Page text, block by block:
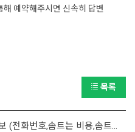
예약해주시면 신속히 답변
목록
대전 중구솜틀집 정보 (전화번호,솜트는 비용,솜트는집 위치)